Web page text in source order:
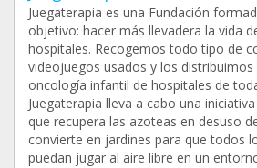
Juegaterapia es una Fundación
objetivo: hacer más llevadera la vida
hospitales. Recogemos todo tipo de
videojuegos usados y los distribuimos
oncología infantil de hospitales de
Juegaterapia lleva a cabo una
que recupera las azoteas en desuso
convierte en jardines para que todos
puedan jugar al aire libre en un